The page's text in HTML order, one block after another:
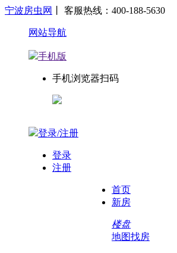
宁波房虫网 丨 客服热线：400-188-5630
网站导航
手机版
手机浏览器扫码
登录/注册
登录
注册
首页
新房
楼盘
地图找房